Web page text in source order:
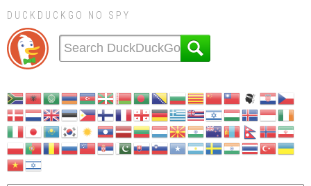
DUCKDUCKGO NO SPY